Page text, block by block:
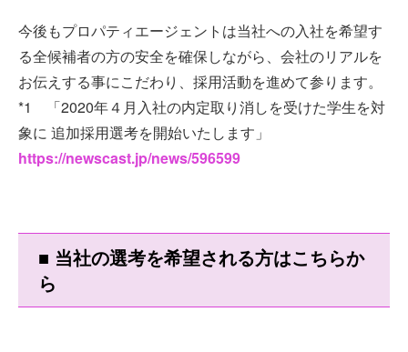
今後もプロパティエージェントは当社への入社を希望す
る全候補者の方の安全を確保しながら、会社のリアルを
お伝えする事にこだわり、採用活動を進めて参ります。
*1 「2020年４月入社の内定取り消しを受けた学生を対
象に 追加採用選考を開始いたします」
https://newscast.jp/news/596599
■ 当社の選考を希望される方はこちらか
ら